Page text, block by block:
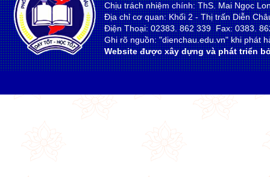
Chịu trách nhiệm chính: ThS. Mai Ngọc
Địa chỉ cơ quan: Khối 2 - Thị trấn Diễn
Điện Thoại: 02383. 862 339 Fax: 0383.
Ghi rõ nguồn: "dienchau.edu.vn" khi phát
Website được xây dựng và phát triển